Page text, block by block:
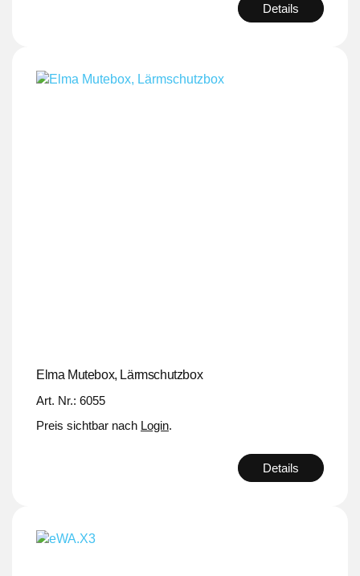
Details
Elma Mutebox, Lärmschutzbox
Art. Nr.: 6055
Preis sichtbar nach Login.
Details